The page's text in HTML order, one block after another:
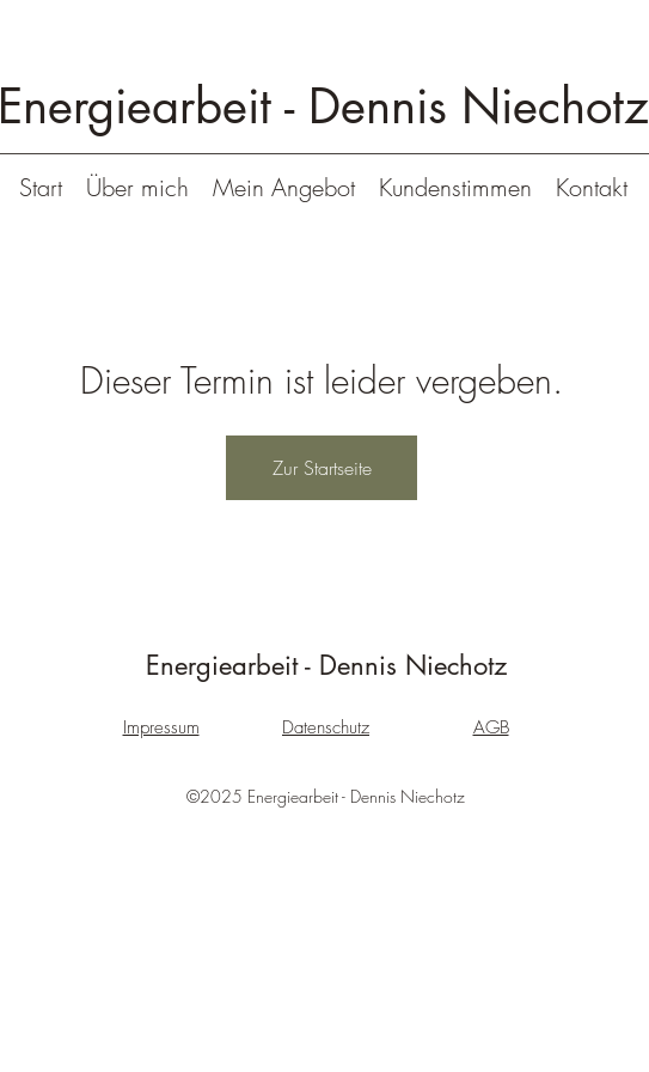
Energiearbeit - Dennis Niechotz
Start Über mich Mein Angebot Kundenstimmen Kontakt
Dieser Termin ist leider vergeben.
Zur Startseite
Energiearbeit - Dennis Niechotz
Impressum Datenschutz AGB
©2025 Energiearbeit - Dennis Niechotz